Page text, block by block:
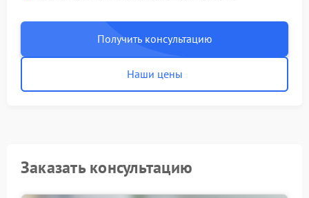
Получить консультацию
Наши цены
Заказать консультацию